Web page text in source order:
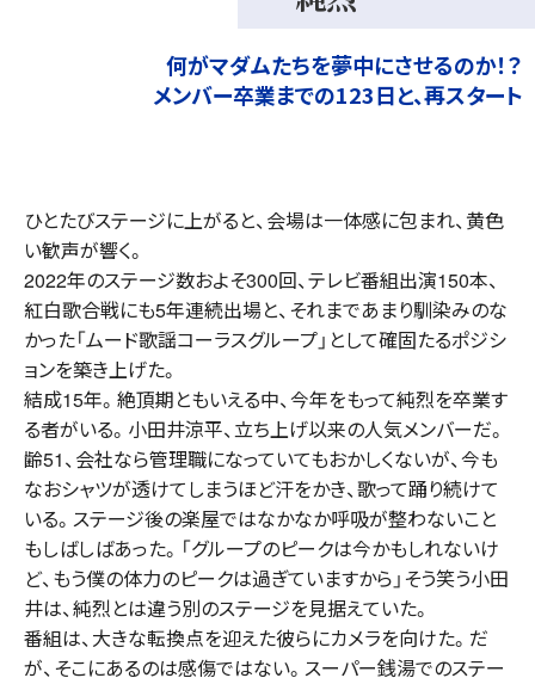
何がマダムたちを夢中にさせるのか！？
メンバー卒業までの123日と、再スタート
ひとたびステージに上がると、会場は一体感に包まれ、黄色
い歓声が響く。
2022年のステージ数およそ300回、テレビ番組出演150本、
紅白歌合戦にも5年連続出場と、それまであまり馴染みのな
かった「ムード歌謡コーラスグループ」として確固たるポジシ
ョンを築き上げた。
結成15年。絶頂期ともいえる中、今年をもって純烈を卒業す
る者がいる。小田井涼平、立ち上げ以来の人気メンバーだ。
齢51、会社なら管理職になっていてもおかしくないが、今も
なおシャツが透けてしまうほど汗をかき、歌って踊り続けて
いる。ステージ後の楽屋ではなかなか呼吸が整わないこと
もしばしばあった。「グループのピークは今かもしれないけ
ど、もう僕の体力のピークは過ぎていますから」そう笑う小田
井は、純烈とは違う別のステージを見据えていた。
番組は、大きな転換点を迎えた彼らにカメラを向けた。だ
が、そこにあるのは感傷ではない。スーパー銭湯でのステー